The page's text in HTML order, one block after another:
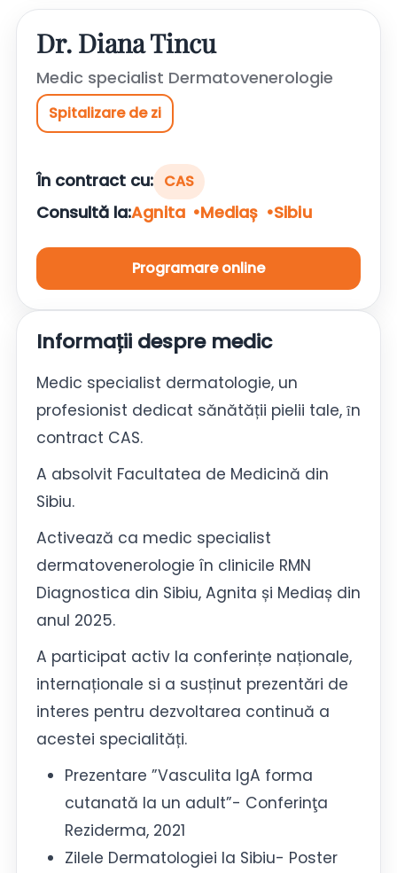
Dr. Diana Tincu
Medic specialist Dermatovenerologie
Spitalizare de zi
În contract cu: CAS
Consultă la:Agnita Mediaș Sibiu
Programare online
Informații despre medic
Medic specialist dermatologie, un
profesionist dedicat sănătății pielii tale, ȋn
contract CAS.
A absolvit Facultatea de Medicină din
Sibiu.
Activează ca medic specialist
dermatovenerologie în clinicile RMN
Diagnostica din Sibiu, Agnita și Mediaș din
anul 2025.
A participat activ la conferințe naționale,
internaționale si a susținut prezentări de
interes pentru dezvoltarea continuă a
acestei specialități.
Prezentare ”Vasculita IgA forma
cutanată la un adult”- Conferinţa
Reziderma, 2021
Zilele Dermatologiei la Sibiu- Poster